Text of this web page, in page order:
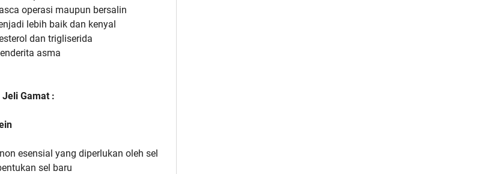
operasi maupun bersalin
lebih baik dan kenyal
dan trigliserida
asma
Jeli Gamat :
esensial yang diperlukan oleh sel
sel baru